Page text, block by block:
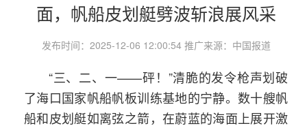
面，帆船皮划艇劈波斩浪展风采
发布时间：2025-12-06 12:00:54 推广来源：中国报道
“三、二、一——砰！”清脆的发令枪声划破
了海口国家帆船帆板训练基地的宁静。数十艘帆
船和皮划艇如离弦之箭，在蔚蓝的海面上展开激